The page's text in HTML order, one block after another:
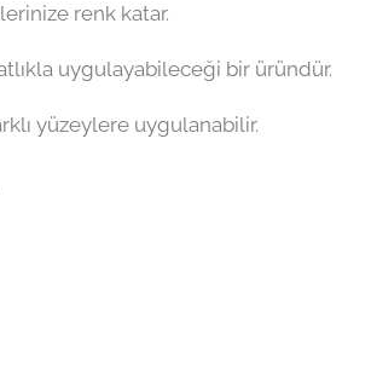
renk katar.
uygulayabileceği bir üründür.
yüzeylere uygulanabilir.